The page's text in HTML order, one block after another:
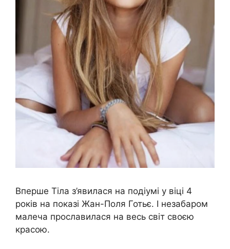
Вперше Тіла з’явилася на подіумі у віці 4
років на показі Жан-Поля Готьє. І незабаром
малеча прославилася на весь світ своєю
красою.